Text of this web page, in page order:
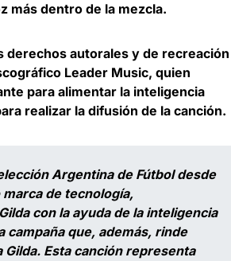
más dentro de la mezcla.
derechos autorales y de recreación
Leader Music, quien
para alimentar la inteligencia
realizar la difusión de la canción.
Argentina de Fútbol desde
de tecnología,
con la ayuda de la inteligencia
campaña que, además, rinde
Esta canción representa